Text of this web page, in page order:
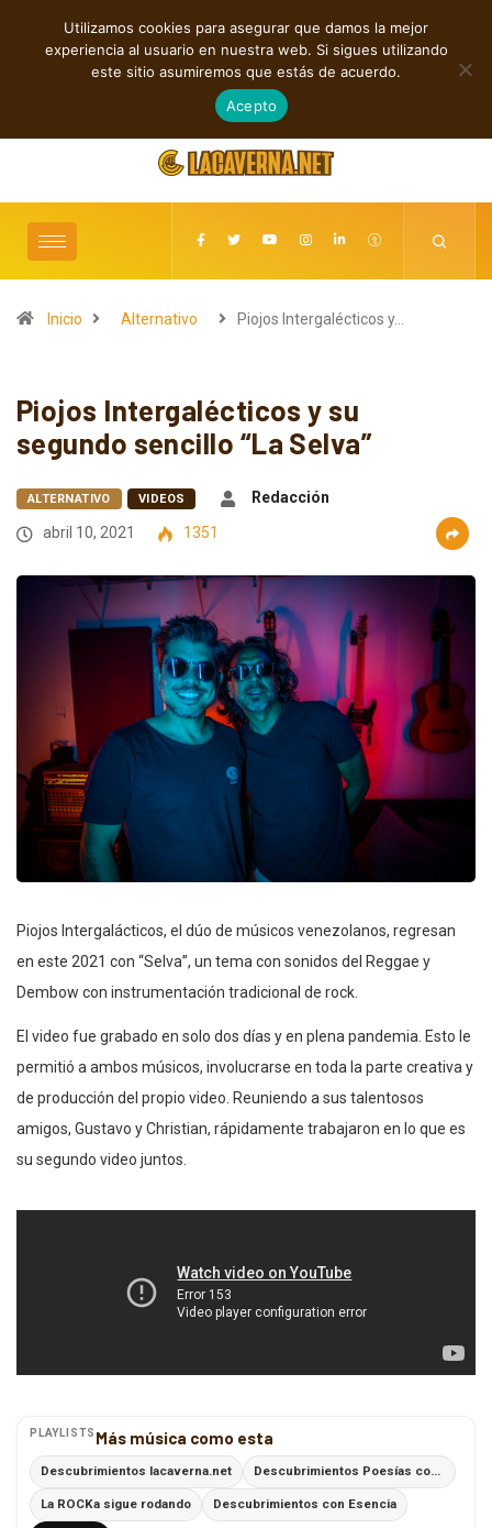
TENDENCIAS
Rock, folk e indie: cuatro estrenos independientes por descubrir
agosto 7, 2026
Inicio Alternativo Piojos Intergalécticos y…
Piojos Intergalécticos y su
segundo sencillo “La Selva”
ALTERNATIVO VIDEOS
Redacción
abril 10, 2021
1351
Piojos Intergalácticos, el dúo de músicos venezolanos, regresan
en este 2021 con “Selva”, un tema con sonidos del Reggae y
Dembow con instrumentación tradicional de rock.
El video fue grabado en solo dos días y en plena pandemia. Esto le
permitió a ambos músicos, involucrarse en toda la parte creativa y
de producción del propio video. Reuniendo a sus talentosos
amigos, Gustavo y Christian, rápidamente trabajaron en lo que es
su segundo video juntos.
PLAYLISTS Más música como esta
Descubrimientos lacaverna.net Descubrimientos Poesías con Ritmo
La ROCKa sigue rodando Descubrimientos con Esencia
Utilizamos cookies para asegurar que damos la mejor
experiencia al usuario en nuestra web. Si sigues utilizando
este sitio asumiremos que estás de acuerdo.
Acepto